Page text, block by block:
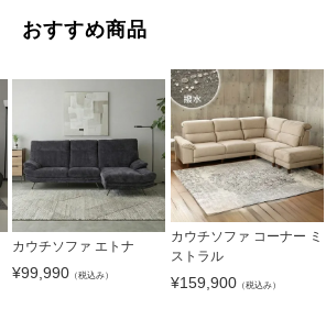
おすすめ商品
カウチソファ エトナ
¥99,990 （税込み）
カウチソファ コーナー ミ
ストラル
¥159,900（税込み）